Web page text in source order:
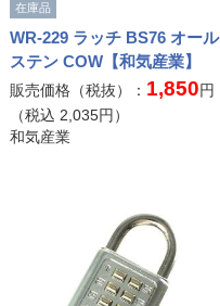
在庫品
WR-229 ラッチ BS76 オール
ステン COW【和気産業】
販売価格（税抜）： 1,850円
（税込 2,035円）
和気産業